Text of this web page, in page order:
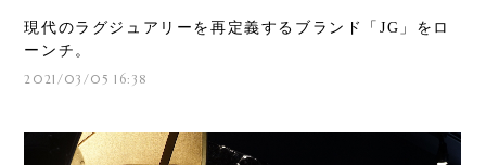
現代のラグジュアリーを再定義するブランド「JG」をロ
ーンチ。
2021/03/05 16:38